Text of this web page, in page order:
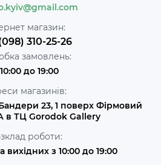
магазин:
310-25-26
замовлень:
до 19:00
магазинів:
23, 1 поверх Фірмовий
в ТЦ Gorodok Gallery
роботи:
вихідних з 10:00 до 19:00